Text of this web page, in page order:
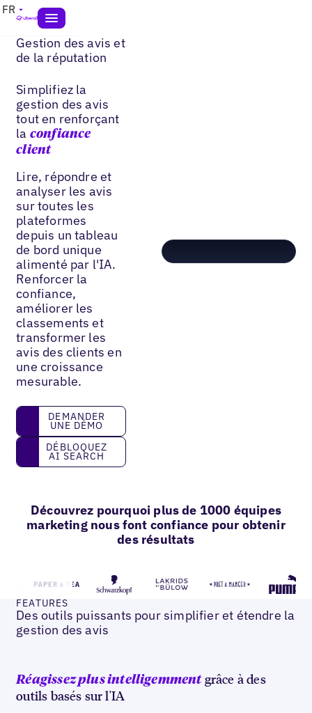
FR
Gestion des avis et
de la réputation
Simplifiez la
gestion des avis
tout en renforçant
la confiance
client
Lire, répondre et
analyser les avis
sur toutes les
plateformes
depuis un tableau
de bord unique
alimenté par l'IA.
Renforcer la
confiance,
améliorer les
classements et
transformer les
avis des clients en
une croissance
mesurable.
Demander une démo
DEMANDER
UNE DÉMO
Débloquez AI Search
DÉBLOQUEZ
AI SEARCH
Découvrez pourquoi plus de 1000 équipes
marketing nous font confiance pour obtenir
des résultats
FEATURES
Des outils puissants pour simplifier et étendre la
gestion des avis
Réagissez plus intelligemmentgrâce à des
outils basés sur l'IA